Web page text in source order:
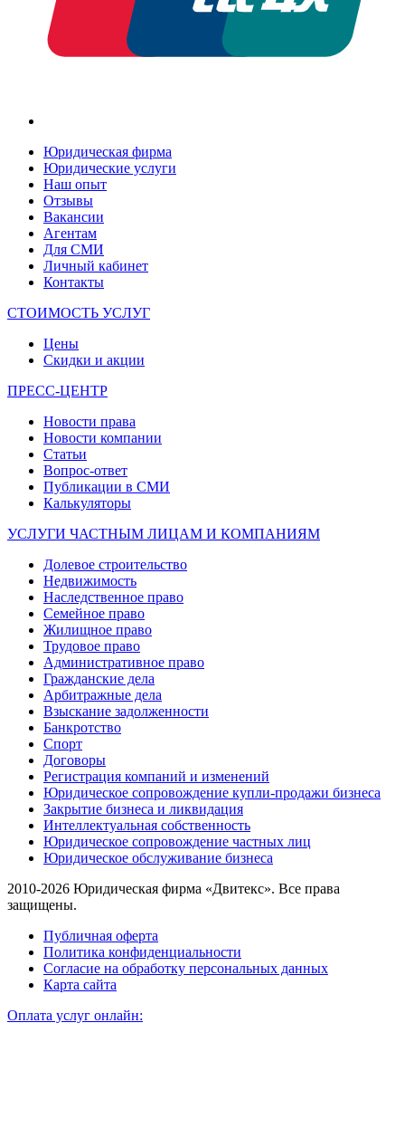
Юридическая фирма
Юридические услуги
Наш опыт
Отзывы
Вакансии
Агентам
Для СМИ
Личный кабинет
Контакты
СТОИМОСТЬ УСЛУГ
Цены
Скидки и акции
ПРЕСС-ЦЕНТР
Новости права
Новости компании
Статьи
Вопрос-ответ
Публикации в СМИ
Калькуляторы
УСЛУГИ ЧАСТНЫМ ЛИЦАМ И КОМПАНИЯМ
Долевое строительство
Недвижимость
Наследственное право
Семейное право
Жилищное право
Трудовое право
Административное право
Гражданские дела
Арбитражные дела
Взыскание задолженности
Банкротство
Спорт
Договоры
Регистрация компаний и изменений
Юридическое сопровождение купли-продажи бизнеса
Закрытие бизнеса и ликвидация
Интеллектуальная собственность
Юридическое сопровождение частных лиц
Юридическое обслуживание бизнеса
2010-2026 Юридическая фирма «Двитекс». Все права
защищены.
Публичная оферта
Политика конфиденциальности
Согласие на обработку персональных данных
Карта сайта
Оплата услуг онлайн: